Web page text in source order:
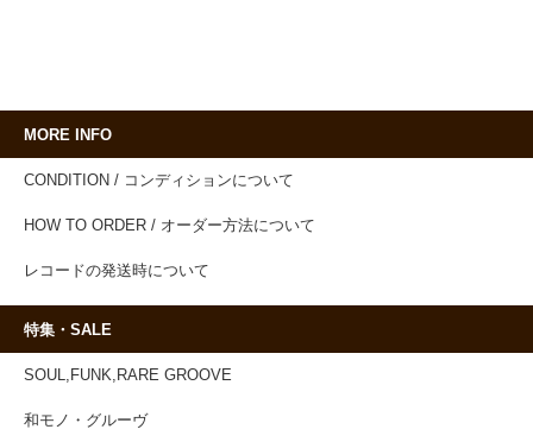
MORE INFO
CONDITION / コンディションについて
HOW TO ORDER / オーダー方法について
レコードの発送時について
特集・SALE
SOUL,FUNK,RARE GROOVE
和モノ・グルーヴ